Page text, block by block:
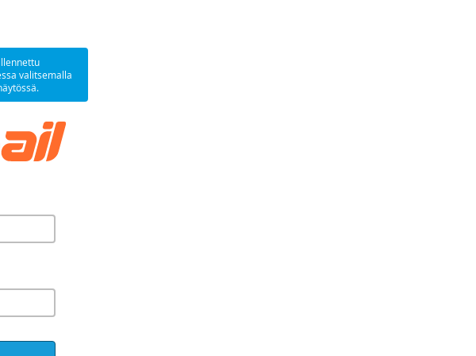
valitsemalla